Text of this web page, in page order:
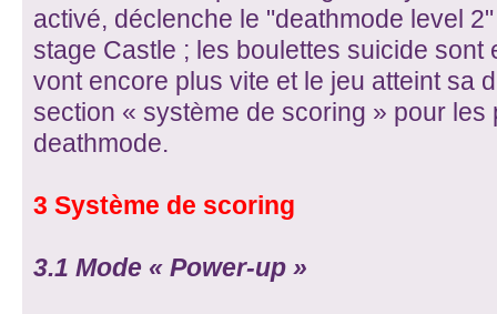
activé, déclenche le "deathmode level
stage Castle ; les boulettes suicide
vont encore plus vite et le jeu atteint sa
section « système de scoring » pour les
deathmode.
3 Système de scoring
3.1 Mode « Power-up »